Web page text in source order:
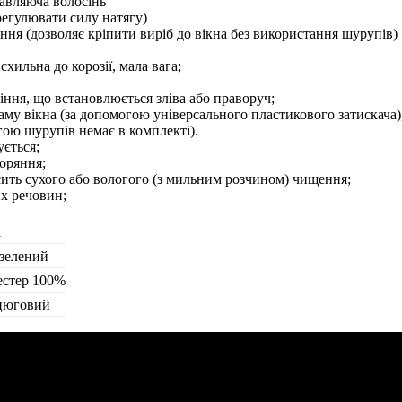
силу натягу)
(дозволяє кріпити виріб до вікна без використання шурупів)
до корозії, мала вага;
що встановлюється зліва або праворуч;
вікна (за допомогою універсального пластикового
шурупів немає в комплекті).
сухого або вологого (з мильним розчином) чищення;
речовин;
100%